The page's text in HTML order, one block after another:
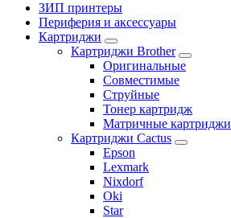
ЗИП принтеры
Периферия и аксессуары
Картриджи
Картриджи Brother
Оригинальные
Совместимые
Струйные
Тонер картридж
Матричные картриджи
Картриджи Cactus
Epson
Lexmark
Nixdorf
Oki
Star